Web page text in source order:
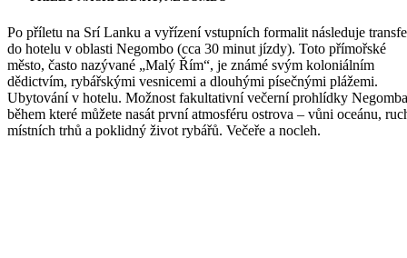
Po příletu na Srí Lanku a vyřízení vstupních formalit následuje
do hotelu v oblasti Negombo (cca 30 minut jízdy). Toto přímořské
město, často nazývané „Malý Řím“, je známé svým koloniálním
dědictvím, rybářskými vesnicemi a dlouhými písečnými plážemi.
Ubytování v hotelu. Možnost fakultativní večerní prohlídky
během které můžete nasát první atmosféru ostrova – vůni oceánu,
místních trhů a poklidný život rybářů. Večeře a nocleh.